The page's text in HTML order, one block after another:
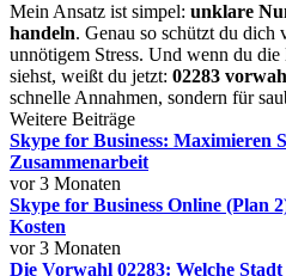
Mein Ansatz ist simpel: unklare
handeln. Genau so schützt du dich
unnötigem Stress. Und wenn du
siehst, weißt du jetzt: 02283
schnelle Annahmen, sondern für
Weitere Beiträge
Skype for Business: Maximieren
Zusammenarbeit
vor 3 Monaten
Skype for Business Online (Plan
Kosten
vor 3 Monaten
Die Vorwahl 02283: Welche